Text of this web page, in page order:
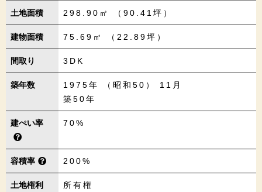
土地面積 298.90㎡ （90.41坪）
建物面積 75.69㎡ （22.89坪）
間取り 3DK
築年数
1975年 （昭和50） 11月
築50年
建ぺい率 70%
容積率 200%
土地権利 所有権